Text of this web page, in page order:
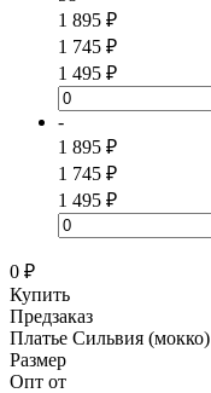
1 895 ₽
1 745 ₽
1 495 ₽
-
1 895 ₽
1 745 ₽
1 495 ₽
0 ₽
Купить
Предзаказ
Платье Сильвия (мокко)
Размер
Опт от